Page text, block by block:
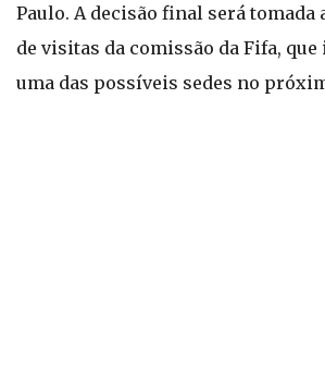
Paulo. A decisão final será tomada
de visitas da comissão da Fifa,
uma das possíveis sedes no